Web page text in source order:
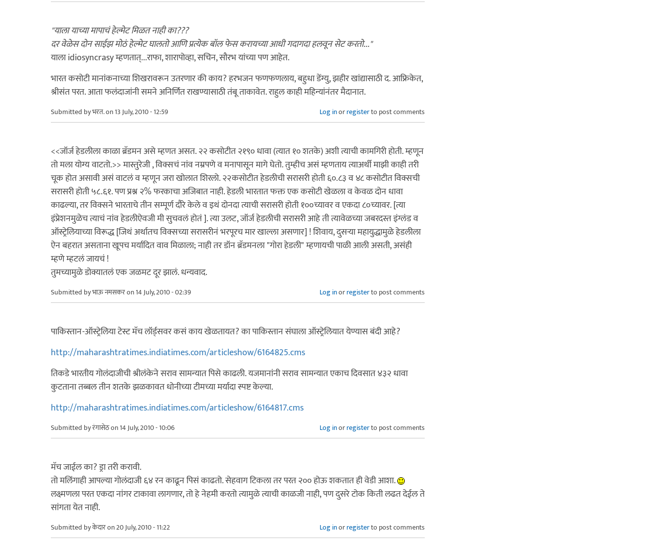
"याला याच्या मापाचं हेल्मेट मिळत नाही का???
दर वेळेस दोन साईझ मोठं हेल्मेट घालतो आणि प्रत्येक बॉल फेस करायच्या आधी गदागदा हलवून सेट करतो..."
याला idiosyncrasy म्हणतात्...राफा, शारापोव्हा, सचिन, सौरभ यांच्या पण आहेत.
भारत कसोटी मानांकनाच्या शिखरावरून उतरणार की काय? हरभजन फणफणलाय, बहुधा डेंग्यु, झहीर खांद्यासाठी द. आफ्रिकेत,
श्रीसंत परत. आता फलंदाजांनी समने अनिर्णित राखण्यासाठी तंबू ताकावेत. राहुल काही महिन्यांनंतर मैदानात.
Submitted byभरत.on 13 July, 2010 - 12:59 Log inorregisterto post comments
<<जॉर्ज हेडलीला काळा ब्रॅडमन असे म्हणत असत. २२ कसोटीत २१९० धावा (त्यात १० शतके) अशी त्याची कामगिरी होती. म्हणून
तो मला योग्य वाटतो.>> मास्तुरेजी , विक्सचं नांव नम्रपणे व मनापासून मागे घेतो. तुम्हीच असं म्हणताय त्याअर्थी माझी काही तरी
चूक होत असावी असं वाटलं व म्हणून जरा खोलात शिरलो. २२कसोटीत हेडलीची सरासरी होती ६०.८३ व ४८ कसोटीत विक्सची
सरासरी होती ५८.६१. पण प्रश्न २% फरकाचा अजिबात नाही. हेडली भारतात फक्त एक कसोटी खेळला व केवळ दोन धावा
काढल्या, तर विक्सने भारताचे तीन सम्पूर्ण दौरे केले व इथं दोनदा त्याची सरासरी होती १००च्यावर व एकदा ८०च्यावर. [त्या
इंप्रेशनमुळेच त्याचं नांव हेडलीऐवजी मी सुचवलं होतं ]. त्या उलट, जॉर्ज हेडलीची सरासरी आहे ती त्यावेळच्या जबरदस्त इंग्लंड व
ऑस्ट्रेलियाच्या विरूद्ध [जिथं अर्थातच विक्सच्या सरासरीनं भरपूरच मार खाल्ला असणार] ! शिवाय, दुसर्‍या महायुद्धामुळे हेडलीला
ऐन बहरात असताना खूपच मर्यादित वाव मिळाला; नाही तर डॉन ब्रॅडमनला "गोरा हेडली" म्हणायची पाळी आली असती, असंही
म्हणे म्हटलं जायचं !
तुमच्यामुळे डोक्यातलं एक जळमट दूर झालं. धन्यवाद.
Submitted byभाऊ नमसकरon 14 July, 2010 - 02:39 Log inorregisterto post comments
पाकिस्तान-ऑस्ट्रेलिया टेस्ट मॅच लॉर्ड्सवर कसं काय खेळतायत? का पाकिस्तान संघाला ऑस्ट्रेलियात येण्यास बंदी आहे?
http://maharashtratimes.indiatimes.com/articleshow/6164825.cms
तिकडे भारतीय गोलंदाजीची श्रीलंकेने सराव सामन्यात पिसे काढली. यजमानांनी सराव सामन्यात एकाच दिवसात ४३२ धावा
कुटताना तब्बल तीन शतके झळकावत धोनीच्या टीमच्या मर्यादा स्पष्ट केल्या.
http://maharashtratimes.indiatimes.com/articleshow/6164817.cms
Submitted byरंगासेठon 14 July, 2010 - 10:06 Log inorregisterto post comments
मॅच जाईल का? ड्रा तरी करावी.
तो मलिंगाही आपल्या गोलंदाजी ६४ रन काढून पिसं काढतो. सेहवाग टिकला तर परत २०० होऊ शकतात ही वेडी आशा.
लक्ष्मणला परत एकदा नांगर टाकावा लागणार, तो हे नेहमी करतो त्यामुळे त्याची काळजी नाही, पण दुसरे टोक किती लढत देईल ते
सांगता येत नाही.
Submitted byकेदारon 20 July, 2010 - 11:22 Log inorregisterto post comments